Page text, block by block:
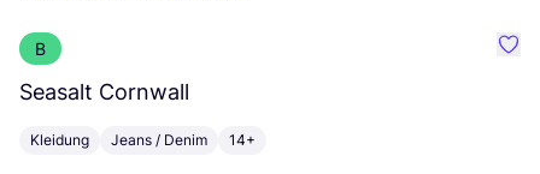
B
Seasalt Cornwall
Kleidung Jeans / Denim 14+